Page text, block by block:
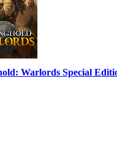
Warlords Special